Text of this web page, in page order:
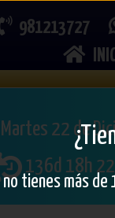
981213727
Martes 22 de
136d 18h
no tienes más de